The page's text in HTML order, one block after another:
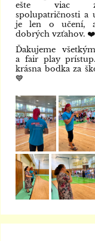
ešte viac
spolupatričnosti a
je len o učení,
dobrých vzťahov. ❤️
Ďakujeme
a fair play
krásna bodka za
💙